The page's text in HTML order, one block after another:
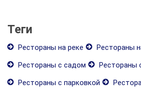
Теги
Рестораны на реке
Рестораны
Рестораны с садом
Рестораны
Рестораны с парковкой